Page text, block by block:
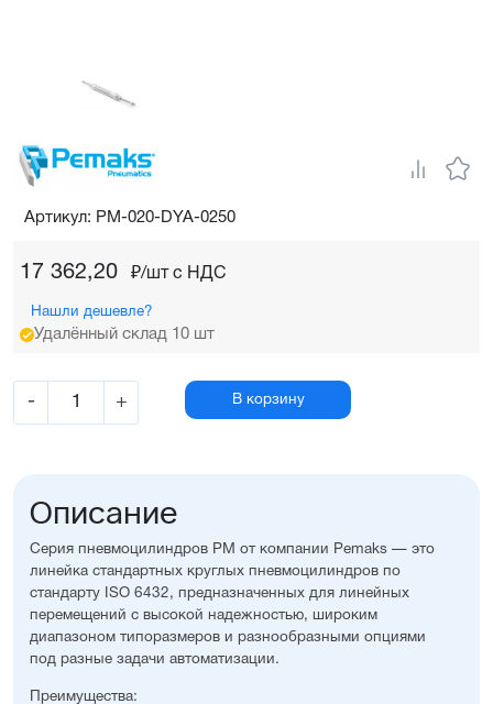
17 362,20 ₽/шт c НДС
Нашли дешевле?
Удалённый склад 10 шт
- + В корзину
Артикул: PM-020-DYA-0250
Описание
Серия пневмоцилиндров PM от компании Pemaks — это
линейка стандартных круглых пневмоцилиндров по
стандарту ISO 6432, предназначенных для линейных
перемещений с высокой надежностью, широким
диапазоном типоразмеров и разнообразными опциями
под разные задачи автоматизации.
Преимущества: